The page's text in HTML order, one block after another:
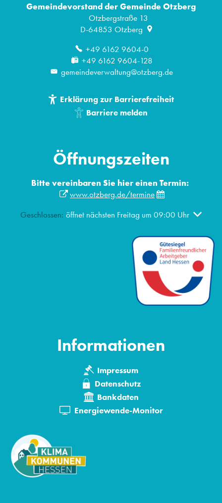
Gemeindevorstand der Gemeinde Otzberg
Otzbergstraße 13
D-64853 Otzberg
+49 6162 9604-0
+49 6162 9604-128
gemeindeverwaltung@otzberg.de
Erklärung zur Barrierefreiheit
Barriere melden
Öffnungszeiten
Bitte vereinbaren Sie hier einen Termin:
www.otzberg.de/termine
Klicken, um weitere Öffnungs- oder Schließzeiten
Geschlossen: öffnet nächsten Freitag um 09:00 Uhr
Informationen
Impressum
Datenschutz
Bankdaten
Energiewende-Monitor